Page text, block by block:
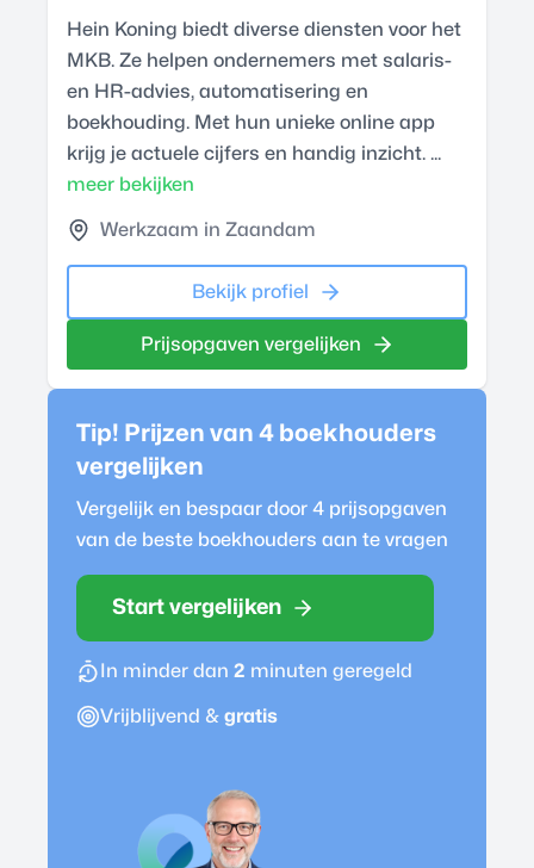
Hein Koning biedt diverse diensten voor het
MKB. Ze helpen ondernemers met salaris-
en HR-advies, automatisering en
boekhouding. Met hun unieke online app
krijg je actuele cijfers en handig inzicht. ...
meer bekijken
Werkzaam in Zaandam
Bekijk profiel
Prijsopgaven vergelijken
Tip! Prijzen van 4 boekhouders
vergelijken
Vergelijk en bespaar door 4 prijsopgaven
van de beste boekhouders aan te vragen
Start vergelijken
In minder dan 2 minuten geregeld
Vrijblijvend & gratis